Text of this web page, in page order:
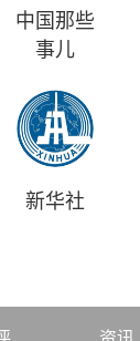
中国那些
事儿
新华社